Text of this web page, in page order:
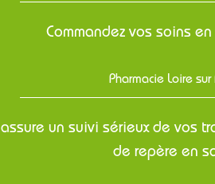
Commandez vos soins
Pharmacie Loire sur
assure un suivi sérieux de vos
de repère en